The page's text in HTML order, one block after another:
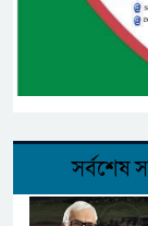
সর্বশেষ